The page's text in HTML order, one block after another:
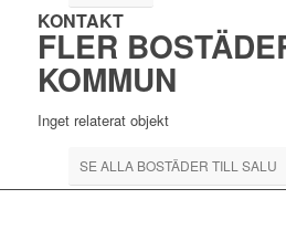
KONTAKT
FLER
KOMMUN
Inget relaterat objekt
SE ALLA BOSTÄDER TILL SALU